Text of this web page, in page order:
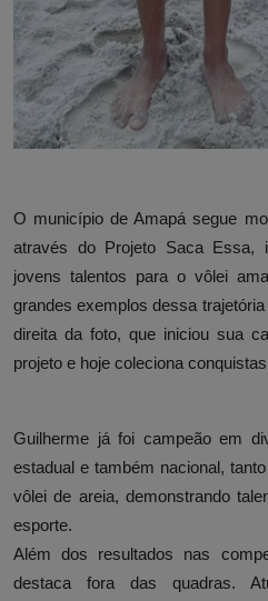
O município de Amapá segue
através do Projeto Saca Essa,
jovens talentos para o vôlei
grandes exemplos dessa
direita da foto, que iniciou sua
projeto e hoje coleciona
Guilherme já foi campeão em
estadual e também nacional,
vôlei de areia, demonstrando
esporte.
Além dos resultados nas
destaca fora das quadras.